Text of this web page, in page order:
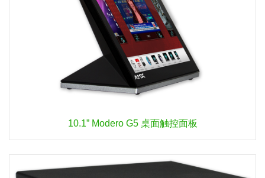
10.1” Modero G5 桌面触控面板